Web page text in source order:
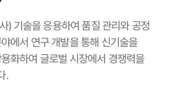
) 기술을 응용하여 품질 관리와 공정
에서 연구 개발을 통해 신기술을
화하여 글로벌 시장에서 경쟁력을
.